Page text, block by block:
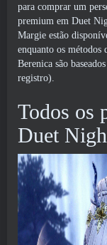
para comprar um
premium em Duet
Margie estão
enquanto os métodos
Berenica são
registro).
Todos os
Duet